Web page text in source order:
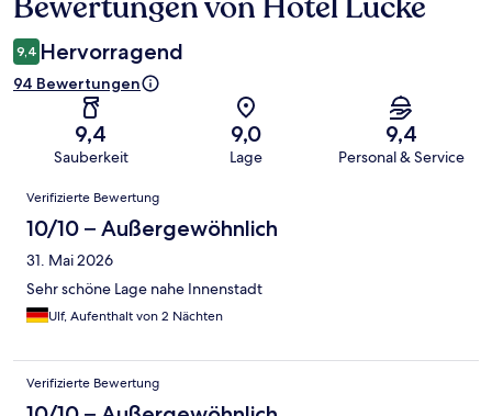
9,4 Hervorragend
94 Bewertungen
9,4
Sauberkeit
9,0
Lage
9,4
Personal & Service
Bewertungen
Verifizierte Bewertung
10/10 – Außergewöhnlich
31. Mai 2026
Sehr schöne Lage nahe Innenstadt
Ulf, Aufenthalt von 2 Nächten
Verifizierte Bewertung